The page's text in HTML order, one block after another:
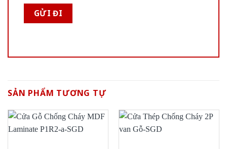
SẢN PHẨM TƯƠNG TỰ